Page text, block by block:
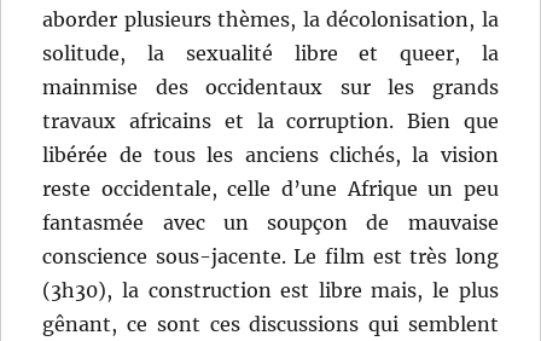
aborder plusieurs thèmes, la décolonisation, la
solitude, la sexualité libre et queer, la
mainmise des occidentaux sur les grands
travaux africains et la corruption. Bien que
libérée de tous les anciens clichés, la vision
reste occidentale, celle d’une Afrique un peu
fantasmée avec un soupçon de mauvaise
conscience sous-jacente. Le film est très long
(3h30), la construction est libre mais, le plus
gênant, ce sont ces discussions qui semblent